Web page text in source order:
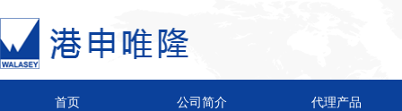
首页 公司简介 代理产品